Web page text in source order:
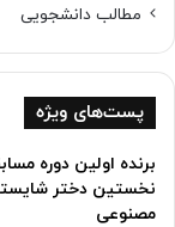
مطالب دانشجویی
پست‌های ویژه
نخستین دختر
مصنوعی